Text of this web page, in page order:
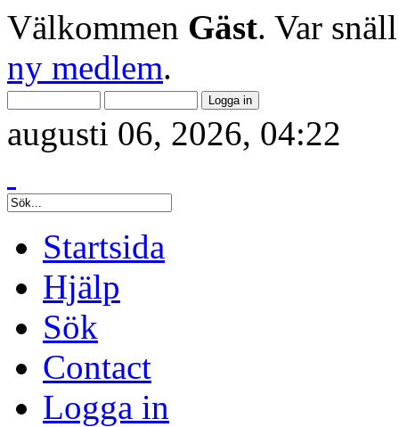
Välkommen Gäst. Var
ny medlem.
augusti 06, 2026, 04:22
Startsida
Hjälp
Sök
Contact
Logga in